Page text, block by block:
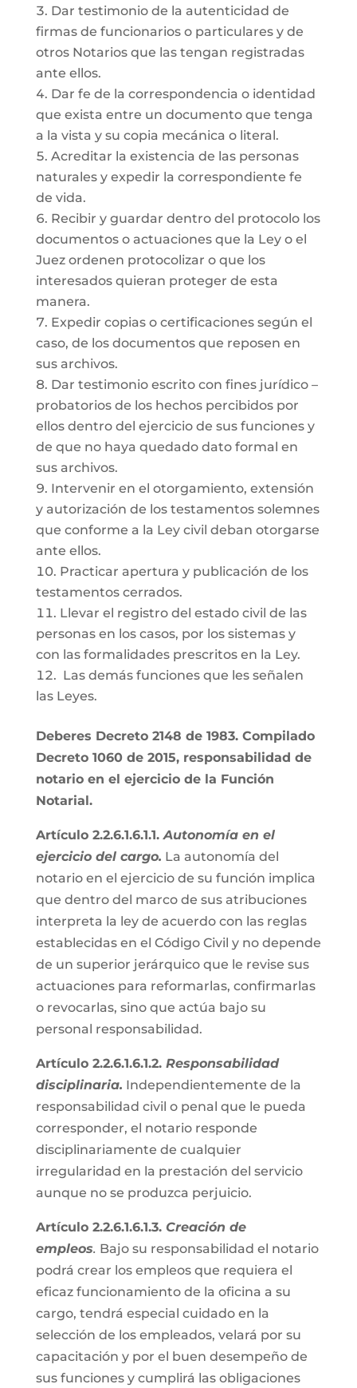
Dar testimonio de la autenticidad de
firmas de funcionarios o particulares y de
otros Notarios que las tengan registradas
ante ellos.
Dar fe de la correspondencia o identidad
que exista entre un documento que tenga
a la vista y su copia mecánica o literal.
Acreditar la existencia de las personas
naturales y expedir la correspondiente fe
de vida.
Recibir y guardar dentro del protocolo los
documentos o actuaciones que la Ley o el
Juez ordenen protocolizar o que los
interesados quieran proteger de esta
manera.
Expedir copias o certificaciones según el
caso, de los documentos que reposen en
sus archivos.
Dar testimonio escrito con fines jurídico –
probatorios de los hechos percibidos por
ellos dentro del ejercicio de sus funciones y
de que no haya quedado dato formal en
sus archivos.
Intervenir en el otorgamiento, extensión
y autorización de los testamentos solemnes
que conforme a la Ley civil deban otorgarse
ante ellos.
Practicar apertura y publicación de los
testamentos cerrados.
Llevar el registro del estado civil de las
personas en los casos, por los sistemas y
con las formalidades prescritos en la Ley.
Las demás funciones que les señalen
las Leyes.
Deberes Decreto 2148 de 1983. Compilado
Decreto 1060 de 2015, responsabilidad de
notario en el ejercicio de la Función
Notarial.
Artículo 2.2.6.1.6.1.1.Autonomía en el
ejercicio del cargo. La autonomía del
notario en el ejercicio de su función implica
que dentro del marco de sus atribuciones
interpreta la ley de acuerdo con las reglas
establecidas en el Código Civil y no depende
de un superior jerárquico que le revise sus
actuaciones para reformarlas, confirmarlas
o revocarlas, sino que actúa bajo su
personal responsabilidad.
Artículo 2.2.6.1.6.1.2.Responsabilidad
disciplinaria. Independientemente de la
responsabilidad civil o penal que le pueda
corresponder, el notario responde
disciplinariamente de cualquier
irregularidad en la prestación del servicio
aunque no se produzca perjuicio.
Artículo 2.2.6.1.6.1.3. Creación de
empleos. Bajo su responsabilidad el notario
podrá crear los empleos que requiera el
eficaz funcionamiento de la oficina a su
cargo, tendrá especial cuidado en la
selección de los empleados, velará por su
capacitación y por el buen desempeño de
sus funciones y cumplirá las obligaciones